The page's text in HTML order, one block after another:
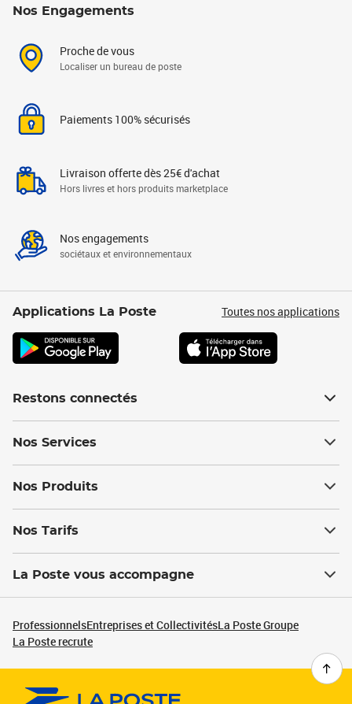
Nos Engagements
Proche de vous
Localiser un bureau de poste
Paiements 100% sécurisés
Livraison offerte dès 25€ d'achat
Hors livres et hors produits marketplace
Nos engagements
sociétaux et environnementaux
Applications La Poste Toutes nos applications
Restons connectés
Nos Services
Nos Produits
Nos Tarifs
La Poste vous accompagne
ProfessionnelsEntreprises et CollectivitésLa Poste Groupe
La Poste recrute